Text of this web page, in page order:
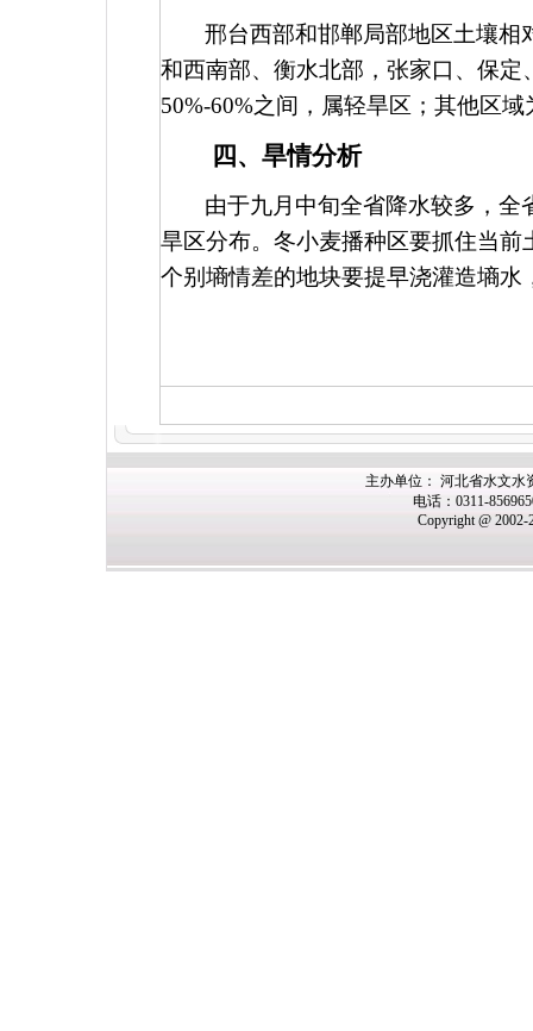
邢台西部和邯郸局部地区土壤相
和西南部、衡水北部，张家口、保
50%-60%之间，属轻旱区；其他区
四、旱情分析
由于九月中旬全省降水较多，
旱区分布。冬小麦播种区要抓住当
个别墒情差的地块要提早浇灌造墒水
主办单位： 河北省水文水
电话：0311-
Copyright @ 2002-